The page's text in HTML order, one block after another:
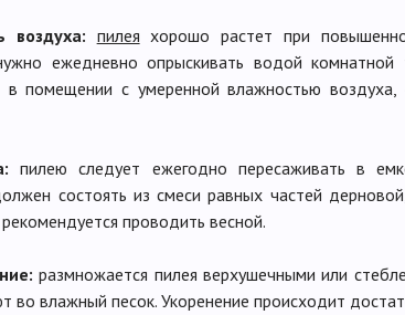
воздуха: пилея хорошо растет при
ежедневно опрыскивать водой
в помещении с умеренной влажностью
пилею следует ежегодно пересаживать в
состоять из смеси равных частей
проводить весной.
размножается пилея верхушечными или
во влажный песок. Укоренение происходит